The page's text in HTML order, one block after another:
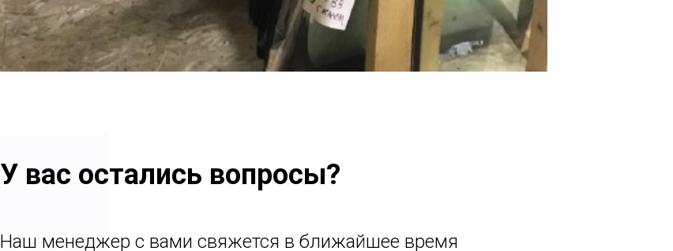
У вас остались вопросы?
Наш менеджер с вами свяжется в ближайшее время